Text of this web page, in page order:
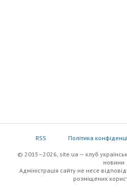
RSS Політика
© 2015–2026, site.ua — клуб
новини
Адміністрація сайту не несе
розміщених